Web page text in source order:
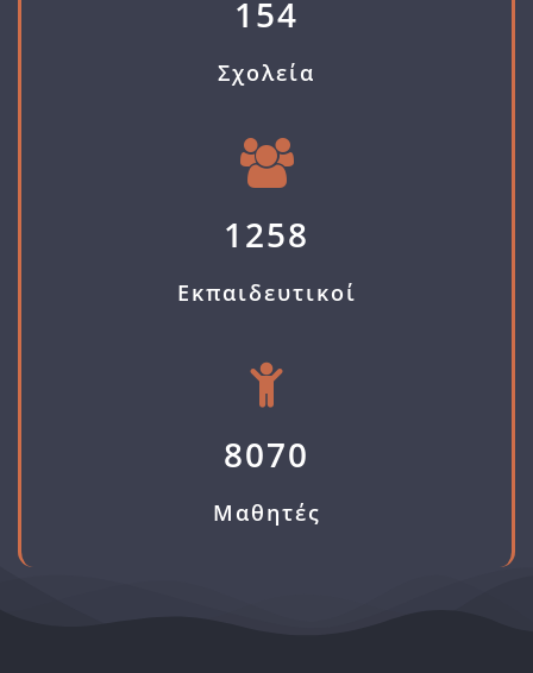
154
Σχολεία
1258
Εκπαιδευτικοί
8070
Μαθητές